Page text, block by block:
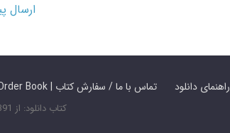
ارسال پیام
Contact Us / Order Book | تماس با ما / سفارش کتاب راهنمای دانلود
کتاب دانلود: از 1391 تا کنون - تمامی حقوق محفوظ است